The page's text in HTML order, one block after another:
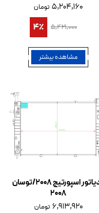
۵,۲۰۴,۱۶۰ تومان
۵,۴۲۱,۰۰۰
4٪
مشاهده بیشتر
رادیاتور اسپورتیج 2008/توسان
2008
۶,۹۱۳,۹۲۰ تومان